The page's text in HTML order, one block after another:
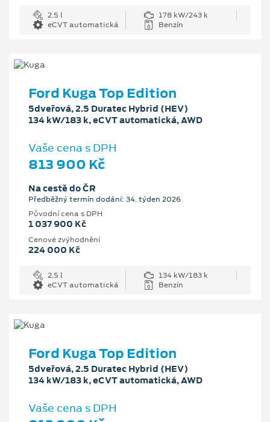
2.5 l
178 kW/243 k
eCVT automatická
Benzín
Ford Kuga Top Edition
5dveřová, 2.5 Duratec Hybrid (HEV)
134 kW/183 k, eCVT automatická, AWD
Vaše cena s DPH
813 900 Kč
Na cestě do ČR
Předběžný termín dodání: 34. týden 2026
Původní cena s DPH
1 037 900 Kč
Cenové zvýhodnění
224 000 Kč
2.5 l
134 kW/183 k
eCVT automatická
Benzín
Ford Kuga Top Edition
5dveřová, 2.5 Duratec Hybrid (HEV)
134 kW/183 k, eCVT automatická, AWD
Vaše cena s DPH